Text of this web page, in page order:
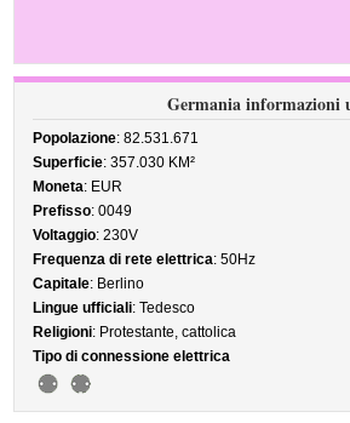
Germania informazioni
Popolazione: 82.531.671
Superficie: 357.030 KM²
Moneta: EUR
Prefisso: 0049
Voltaggio: 230V
Frequenza di rete elettrica: 50Hz
Capitale: Berlino
Lingue ufficiali: Tedesco
Religioni: Protestante, cattolica
Tipo di connessione elettrica